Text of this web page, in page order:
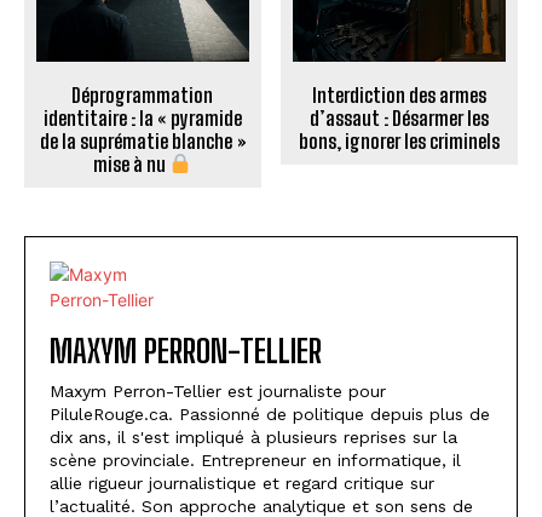
Déprogrammation
identitaire : la « pyramide
de la suprématie blanche »
mise à nu
Interdiction des armes
d’assaut : Désarmer les
bons, ignorer les criminels
MAXYM PERRON-TELLIER
Maxym Perron-Tellier est journaliste pour
PiluleRouge.ca. Passionné de politique depuis plus de
dix ans, il s'est impliqué à plusieurs reprises sur la
scène provinciale. Entrepreneur en informatique, il
allie rigueur journalistique et regard critique sur
l’actualité. Son approche analytique et son sens de